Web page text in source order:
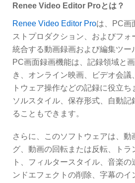
Renee Video Editor Proとは？
Renee Video Editor Proは、PC画
ストプロダクション、およびフォ
統合する動画録画および編集ツー
PC画面録画機能は、記録領域と
き、オンライン映画、ビデオ会議
トウェア操作などの記録に役立
ソルスタイル、保存形式、自動記
ることもできます。
さらに、このソフトウェアは、動
グ、動画の回転または反転、トラ
ト、フィルタースタイル、音楽の
ンドエフェクトの削除、字幕のイ